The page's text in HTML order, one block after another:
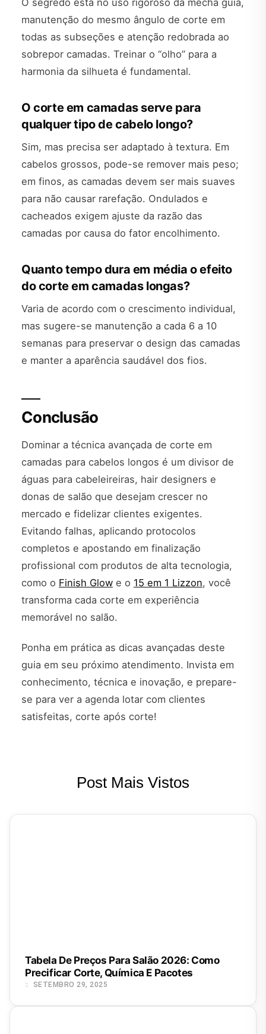
O segredo está no uso rigoroso da mecha guia,
manutenção do mesmo ângulo de corte em
todas as subseções e atenção redobrada ao
sobrepor camadas. Treinar o “olho” para a
harmonia da silhueta é fundamental.
O corte em camadas serve para
qualquer tipo de cabelo longo?
Sim, mas precisa ser adaptado à textura. Em
cabelos grossos, pode-se remover mais peso;
em finos, as camadas devem ser mais suaves
para não causar rarefação. Ondulados e
cacheados exigem ajuste da razão das
camadas por causa do fator encolhimento.
Quanto tempo dura em média o efeito
do corte em camadas longas?
Varia de acordo com o crescimento individual,
mas sugere-se manutenção a cada 6 a 10
semanas para preservar o design das camadas
e manter a aparência saudável dos fios.
Conclusão
Dominar a técnica avançada de corte em
camadas para cabelos longos é um divisor de
águas para cabeleireiras, hair designers e
donas de salão que desejam crescer no
mercado e fidelizar clientes exigentes.
Evitando falhas, aplicando protocolos
completos e apostando em finalização
profissional com produtos de alta tecnologia,
como o Finish Glow e o 15 em 1 Lizzon, você
transforma cada corte em experiência
memorável no salão.
Ponha em prática as dicas avançadas deste
guia em seu próximo atendimento. Invista em
conhecimento, técnica e inovação, e prepare-
se para ver a agenda lotar com clientes
satisfeitas, corte após corte!
Post Mais Vistos
Tabela De Preços Para Salão 2026: Como
Precificar Corte, Química E Pacotes
SETEMBRO 29, 2025